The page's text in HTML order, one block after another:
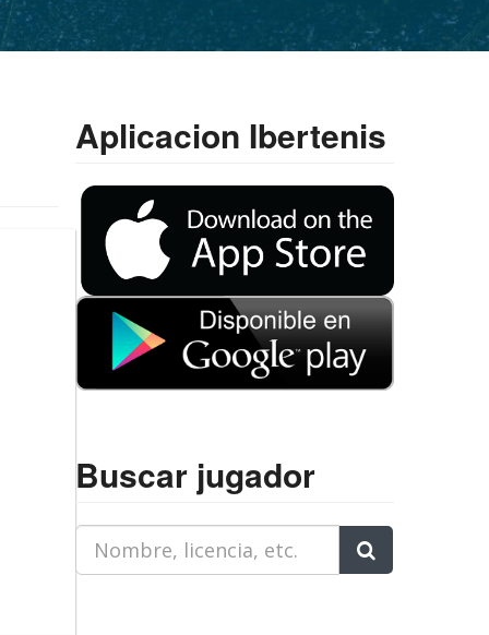
Aplicacion Ibertenis
Buscar jugador